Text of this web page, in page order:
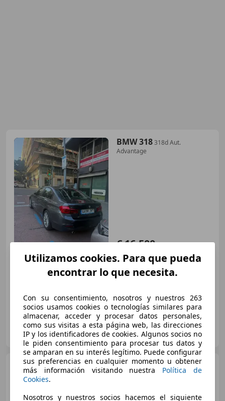
BMW 318318d Aut.
Advantage
€ 16.500
Preciojusto
115.700 km Diésel 110 kW (150 CV)
Particular
ES-08013 Barcelona
BMW 320 320d
Utilizamos cookies. Para que pueda
encontrar lo que necesita.
Con su consentimiento, nosotros y nuestros 263
socios usamos cookies o tecnologías similares para
almacenar, acceder y procesar datos personales,
como sus visitas a esta página web, las direcciones
IP y los identificadores de cookies. Algunos socios no
le piden consentimiento para procesar tus datos y
se amparan en su interés legítimo. Puede configurar
sus preferencias en cualquier momento u obtener
más información visitando nuestra Política de
Cookies.
Nosotros y nuestros socios hacemos el siguiente